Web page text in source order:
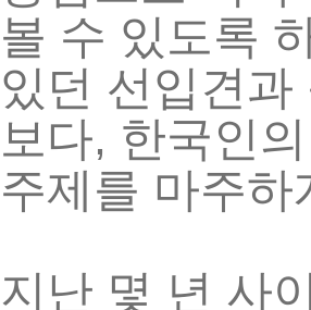
볼 수 있도록
있던 선입견과
보다, 한국인의
주제를 마주하
지난 몇 년 사이